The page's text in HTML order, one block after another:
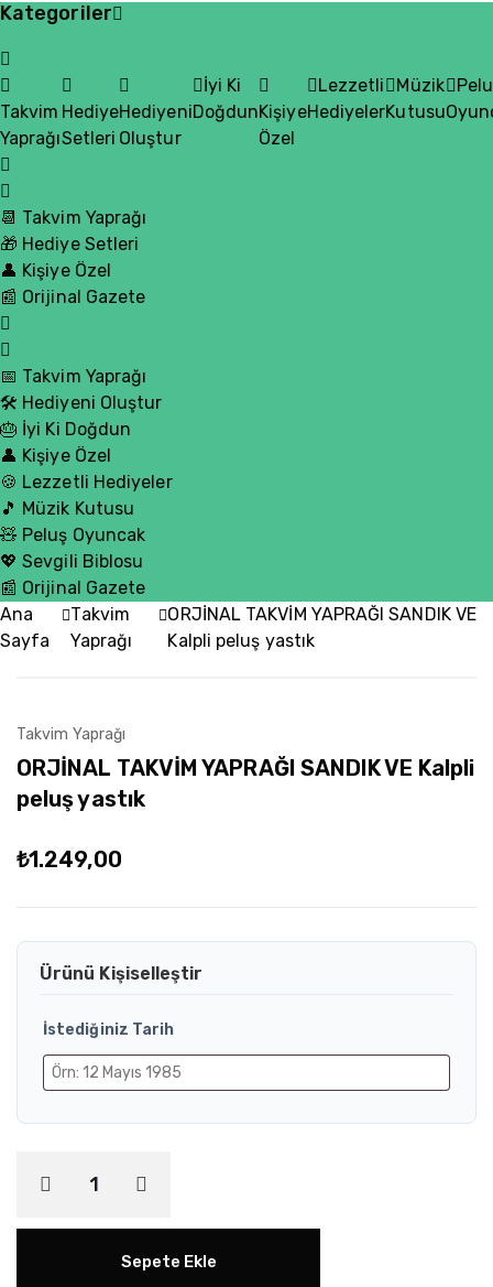
Kategoriler
Takvim
Yaprağı
Hediye
Setleri
Hediyeni
Oluştur
İyi Ki
DoğdunKişiye
Özel
Lezzetli
Hediyeler
Müzik
Kutusu
📆 Takvim Yaprağı
🎁 Hediye Setleri
👤 Kişiye Özel
📰 Orijinal Gazete
📅 Takvim Yaprağı
🛠️ Hediyeni Oluştur
🎂 İyi Ki Doğdun
👤 Kişiye Özel
🍪 Lezzetli Hediyeler
🎵 Müzik Kutusu
🧸 Peluş Oyuncak
💖 Sevgili Biblosu
📰 Orijinal Gazete
Ana
Sayfa
Takvim
Yaprağı
ORJİNAL TAKVİM YAPRAĞI SANDIK VE
Kalpli peluş yastık
Takvim Yaprağı
ORJİNAL TAKVİM YAPRAĞI SANDIK VE Kalpli
peluş yastık
₺1.249,00
Ürünü Kişiselleştir
İstediğiniz Tarih
Sepete Ekle